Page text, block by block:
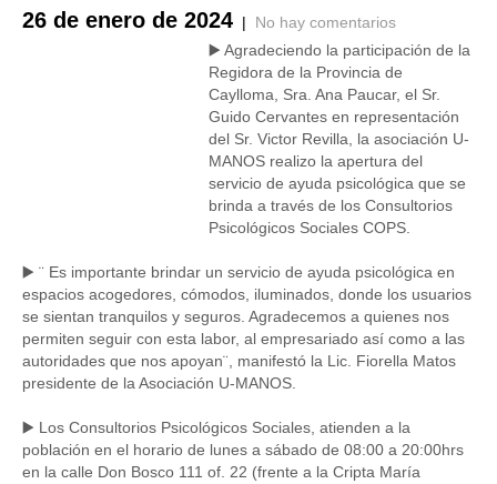
26 de enero de 2024 | No hay comentarios
▶️ Agradeciendo la participación de la
Regidora de la Provincia de
Caylloma, Sra. Ana Paucar, el Sr.
Guido Cervantes en representación
del Sr. Victor Revilla, la asociación U-
MANOS realizo la apertura del
servicio de ayuda psicológica que se
brinda a través de los Consultorios
Psicológicos Sociales COPS.
▶️ ¨ Es importante brindar un servicio de ayuda psicológica en
espacios acogedores, cómodos, iluminados, donde los usuarios
se sientan tranquilos y seguros. Agradecemos a quienes nos
permiten seguir con esta labor, al empresariado así como a las
autoridades que nos apoyan¨, manifestó la Lic. Fiorella Matos
presidente de la Asociación U-MANOS.
▶️ Los Consultorios Psicológicos Sociales, atienden a la
población en el horario de lunes a sábado de 08:00 a 20:00hrs
en la calle Don Bosco 111 of. 22 (frente a la Cripta María